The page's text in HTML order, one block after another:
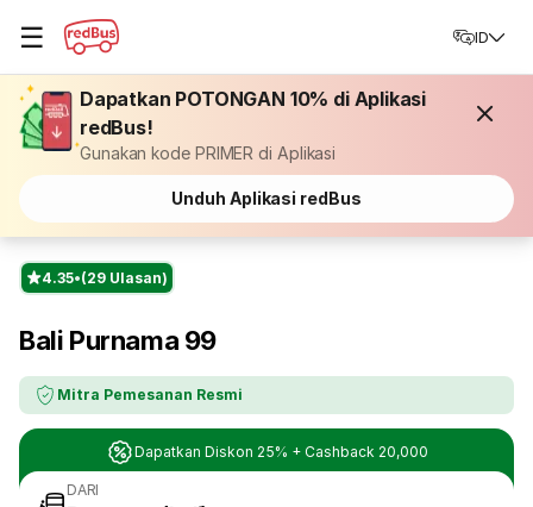
☰ ID
Dapatkan POTONGAN 10% di Aplikasi
redBus!
Gunakan kode PRIMER di Aplikasi
Unduh Aplikasi redBus
4.35 (29 Ulasan)
Bali Purnama 99
Mitra Pemesanan Resmi
Dapatkan Diskon 25% + Cashback 20,000
DARI